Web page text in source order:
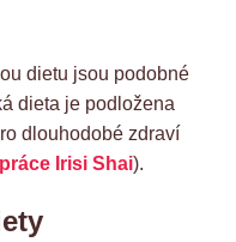
dietu jsou podobné
dieta je podložena
dlouhodobé zdraví
práce Irisi Shai).